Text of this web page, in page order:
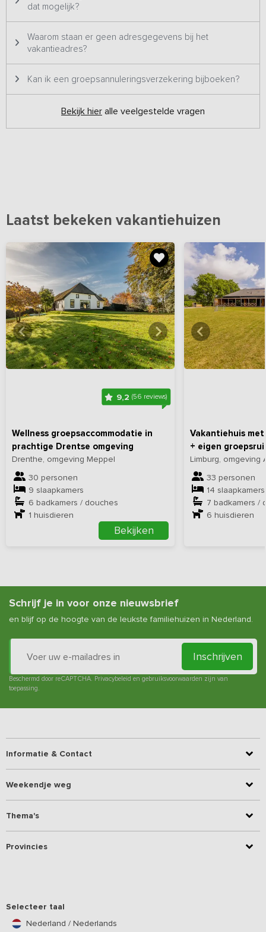
dat mogelijk?
Waarom staan er geen adresgegevens bij het
vakantieadres?
Kan ik een groepsannuleringsverzekering bijboeken?
Bekijk hier alle veelgestelde vragen
Laatst bekeken vakantiehuizen
9,2 (56 reviews)
Wellness groepsaccommodatie in
prachtige Drentse omgeving
Drenthe, omgeving Meppel
30 personen
9 slaapkamers
6 badkamers / douches
1 huisdieren
Bekijken
Bekijkhieralle foto's
Vakantiehuis
+ eigen
Limburg, omgeving
33 personen
14 slaapkamers
7 badkamers /
6 huisdieren
Bekijk
Schrijf je in voor onze nieuwsbrief
en blijf op de hoogte van de leukste familiehuizen in Nederland.
Inschrijven
Beschermd door reCAPTCHA. Privacybeleid en gebruiksvoorwaarden zijn van
toepassing.
Informatie & Contact
Weekendje weg
Thema's
Provincies
Selecteer taal
Nederland / Nederlands